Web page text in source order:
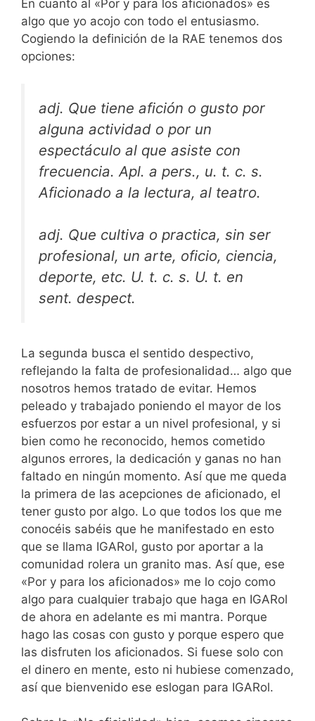
En cuanto al «Por y para los aficionados» es
algo que yo acojo con todo el entusiasmo.
Cogiendo la definición de la RAE tenemos dos
opciones:
adj. Que tiene afición o gusto por
alguna actividad o por un
espectáculo al que asiste con
frecuencia. Apl. a pers., u. t. c. s.
Aficionado a la lectura, al teatro.
adj. Que cultiva o practica, sin ser
profesional, un arte, oficio, ciencia,
deporte, etc. U. t. c. s. U. t. en
sent. despect.
La segunda busca el sentido despectivo,
reflejando la falta de profesionalidad… algo que
nosotros hemos tratado de evitar. Hemos
peleado y trabajado poniendo el mayor de los
esfuerzos por estar a un nivel profesional, y si
bien como he reconocido, hemos cometido
algunos errores, la dedicación y ganas no han
faltado en ningún momento. Así que me queda
la primera de las acepciones de aficionado, el
tener gusto por algo. Lo que todos los que me
conocéis sabéis que he manifestado en esto
que se llama IGARol, gusto por aportar a la
comunidad rolera un granito mas. Así que, ese
«Por y para los aficionados» me lo cojo como
algo para cualquier trabajo que haga en IGARol
de ahora en adelante es mi mantra. Porque
hago las cosas con gusto y porque espero que
las disfruten los aficionados. Si fuese solo con
el dinero en mente, esto ni hubiese comenzado,
así que bienvenido ese eslogan para IGARol.